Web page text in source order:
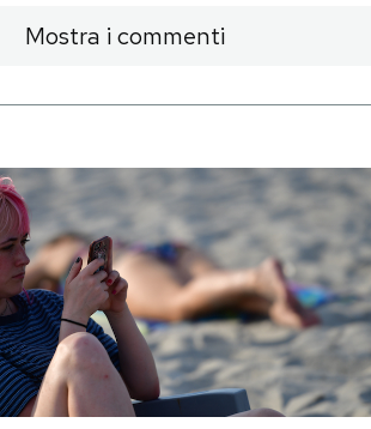
Mostra i commenti